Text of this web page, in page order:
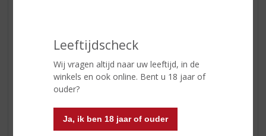
Leeftijdscheck
Wij vragen altijd naar uw leeftijd, in de
winkels en ook online. Bent u 18 jaar of
ouder?
Ja, ik ben 18 jaar of ouder
APERITIEF
GEDISTILLEERD OVERIG
SHOTJES
KANT EN KLAAR
GLASWERK